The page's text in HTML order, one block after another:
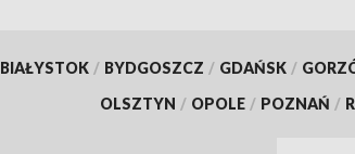
BIAŁYSTOK / BYDGOSZCZ / GDAŃSK /
OLSZTYN / OPOLE / POZNAŃ /